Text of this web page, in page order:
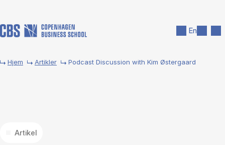
En
Hjem Artikler Podcast Discussion with Kim Østergaard
Artikel